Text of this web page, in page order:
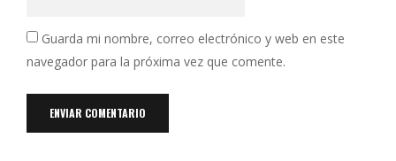
Guarda mi nombre, correo electrónico y web en este
navegador para la próxima vez que comente.